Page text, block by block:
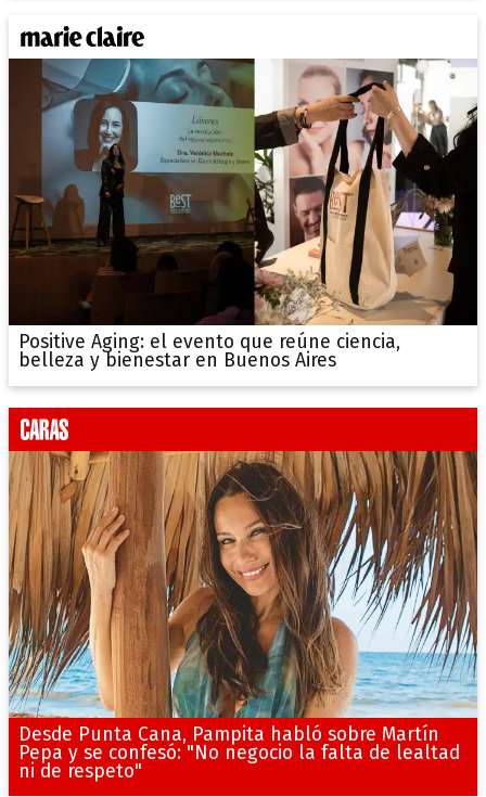
Positive Aging: el evento que reúne ciencia,
belleza y bienestar en Buenos Aires
Desde Punta Cana, Pampita habló sobre Martín
Pepa y se confesó: "No negocio la falta de lealtad
ni de respeto"